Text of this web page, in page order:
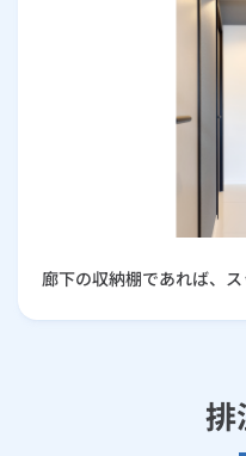
廊下の収納棚であれば、ス
排